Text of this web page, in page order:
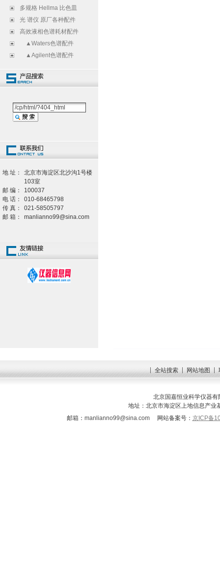
多规格 Hellma 比色皿
光 谱仪 原厂各种配件
高效液相色谱耗材配件
▲Waters色谱配件
▲Agilent色谱配件
地 址：
北京市海淀区北沙沟1号楼
103室
邮 编：
100037
电 话：
010-68465798
传 真：
021-58505797
邮 箱：
manlianno99@sina.com
全站搜索 网站地图
北京国嘉恒业科学仪器
地址：北京市海淀区上地信息产
邮箱： manlianno99@sina.com 网站备案号： 京ICP备